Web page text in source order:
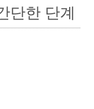
단한 단계